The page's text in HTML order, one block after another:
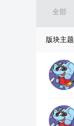
全部
版块主题